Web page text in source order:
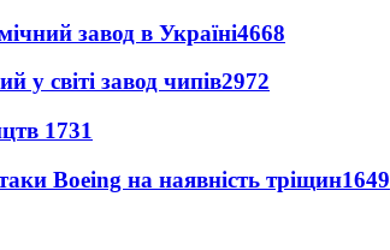
завод в Україні4668
у світі завод чипів2972
1731
Boeing на наявність тріщин1649